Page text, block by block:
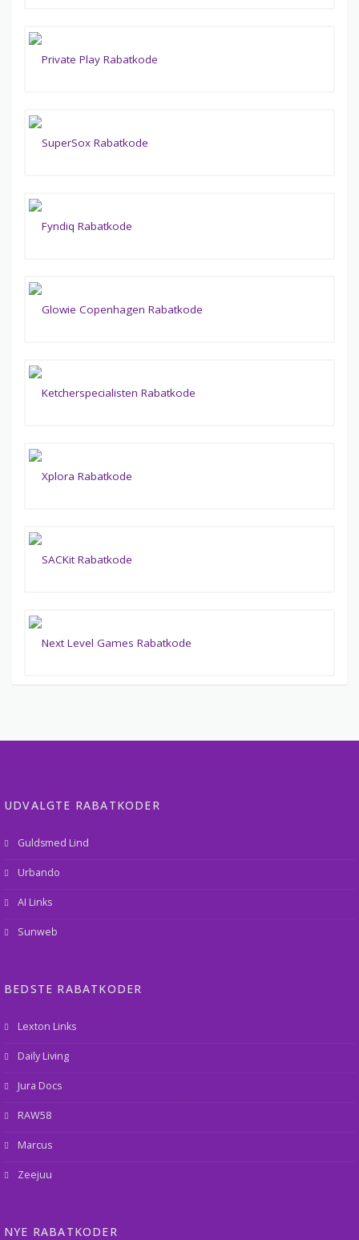
UDVALGTE RABATKODER
Guldsmed Lind
Urbando
AI Links
Sunweb
BEDSTE RABATKODER
Lexton Links
Daily Living
Jura Docs
RAW58
Marcus
Zeejuu
NYE RABATKODER